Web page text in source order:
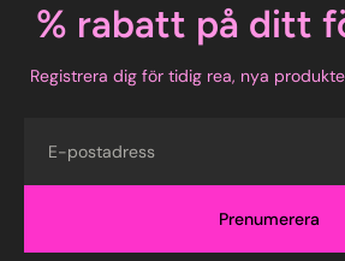
% rabatt på ditt
Registrera dig för tidig rea, nya
Prenumerera